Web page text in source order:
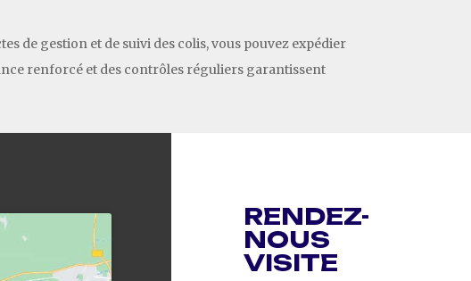
de gestion et de suivi des colis, vous pouvez expédier
renforcé et des contrôles réguliers garantissent
RENDEZ-
NOUS
VISITE